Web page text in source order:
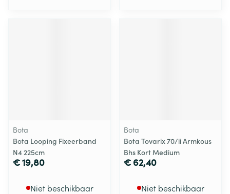
Bota
Bota Looping Fixeerband
N4 225cm
€ 19,80
Niet beschikbaar
Bota
Bota Tovarix 70/ii Armkous
Bhs Kort Medium
€ 62,40
Niet beschikbaar